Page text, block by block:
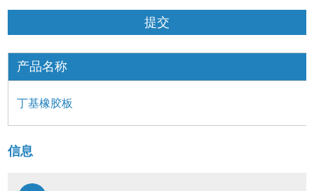
产品名称
丁基橡胶板
信息